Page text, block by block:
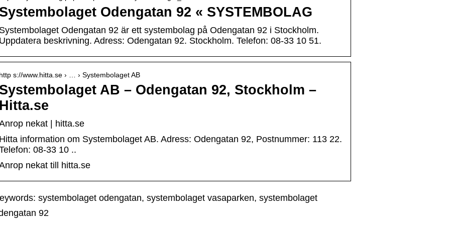
Odengatan 92 « SYSTEMBOLAG
Odengatan 92 är ett systembolag på Odengatan 92 i Stockholm.
beskrivning. Adress: Odengatan 92. Stockholm. Telefon: 08-33 10 51.
s://www.hitta.se › … › Systembolaget AB
AB – Odengatan 92, Stockholm –
nekat | hitta.se
information om Systembolaget AB. Adress: Odengatan 92, Postnummer: 113 22.
08-33 10 ..
nekat till hitta.se
systembolaget odengatan, systembolaget vasaparken, systembolaget
92